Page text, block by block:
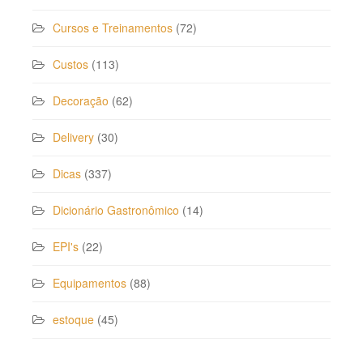
Cursos e Treinamentos (72)
Custos (113)
Decoração (62)
Delivery (30)
Dicas (337)
Dicionário Gastronômico (14)
EPI's (22)
Equipamentos (88)
estoque (45)